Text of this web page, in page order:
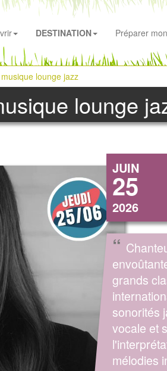
DESTINATION Préparer
lounge jazz
lounge
JUIN
25
2026
“
grands
sonorités
vocale et
mélodies